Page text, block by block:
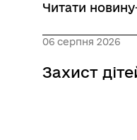
Читати новину
до Захист
06 серпня 2026
Захист